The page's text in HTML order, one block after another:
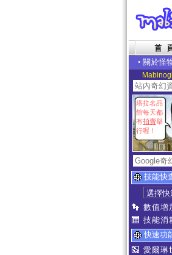
• 關於怪
塔拉名品
館每天都
有拍賣舉
行喔！
技能快
數值增
技能消
快速功
愛爾琳